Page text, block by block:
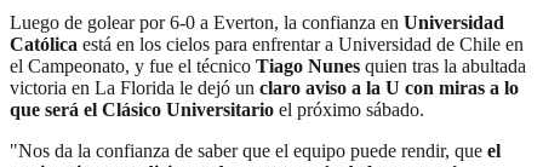
Luego de golear por 6-0 a Everton, la confianza en Universidad
Católica está en los cielos para enfrentar a Universidad de Chile en
el Campeonato, y fue el técnico Tiago Nunes quien tras la abultada
victoria en La Florida le dejó un claro aviso a la U con miras a lo
que será el Clásico Universitario el próximo sábado.
"Nos da la confianza de saber que el equipo puede rendir, que el